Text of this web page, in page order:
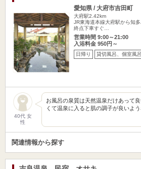
愛知県 / 大府市吉田町
大府駅2.42km
JR東海道本線大府駅から知
終点下車すぐ…
営業時間 9:00～21:00
入浴料金 950円～
日帰り 貸切風呂、個室風呂
40代 女
性
お風呂の泉質は天然温泉だけあって
くて温泉に入ると肌の調子が良いよ
関連情報から探す